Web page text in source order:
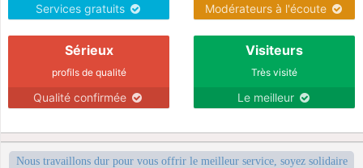
Services gratuits Modérateurs à l'écoute
Sérieux
profils de qualité
Qualité confirmée
Visiteurs
Très visité
Le meilleur
Nous travaillons dur pour vous offrir le meilleur service, soyez solidaire